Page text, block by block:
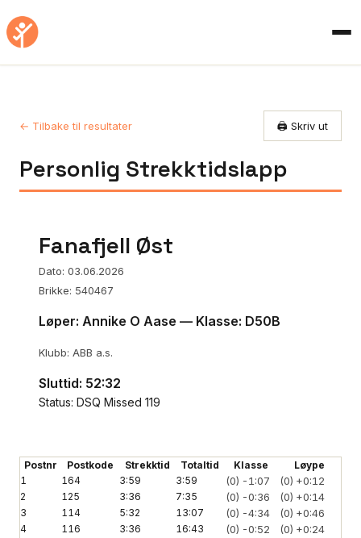
← Tilbake til resultater 🖨️ Skriv ut
Personlig Strekktidslapp
Fanafjell Øst
Dato: 03.06.2026
Brikke: 540467
Løper: Annike O Aase — Klasse: D50B
Klubb: ABB a.s.
Sluttid: 52:32
Status: DSQ Missed 119
Postnr Postkode Strekktid Totaltid Klasse
Løype
1
164 3:59 3:59 (0) -1:07 (0) +0:12
2 125 3:36 7:35 (0) -0:36 (0) +0:14
3 114 5:32 13:07 (0) -4:34 (0) +0:46
4 116 3:36 16:43 (0) -0:52 (0) +0:24